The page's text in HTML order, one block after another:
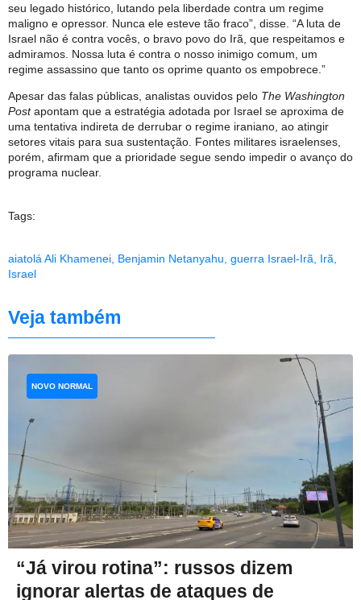
seu legado histórico, lutando pela liberdade contra um regime
maligno e opressor. Nunca ele esteve tão fraco”, disse. “A luta de
Israel não é contra vocês, o bravo povo do Irã, que respeitamos e
admiramos. Nossa luta é contra o nosso inimigo comum, um
regime assassino que tanto os oprime quanto os empobrece.”
Apesar das falas públicas, analistas ouvidos pelo The Washington
Postapontam que a estratégia adotada por Israel se aproxima de
uma tentativa indireta de derrubar o regime iraniano, ao atingir
setores vitais para sua sustentação. Fontes militares israelenses,
porém, afirmam que a prioridade segue sendo impedir o avanço do
programa nuclear.
Tags:
aiatolá Ali Khamenei Benjamin Netanyahu guerra Israel-Irã Irã
Israel
Veja também
“Já virou rotina”: russos dizem
ignorar alertas de ataques de
NOVO NORMAL